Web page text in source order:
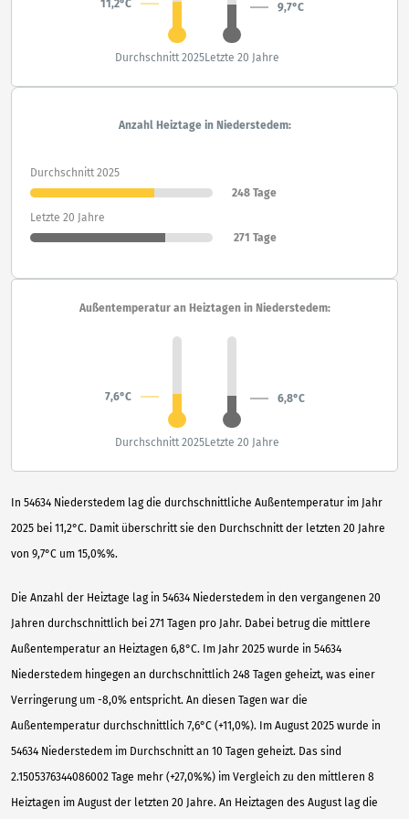
In 54634 Niederstedem lag die durchschnittliche Außentemperatur im Jahr
2025 bei 11,2°C. Damit überschritt sie den Durchschnitt der letzten 20 Jahre
von 9,7°C um 15,0%%.
Die Anzahl der Heiztage lag in 54634 Niederstedem in den vergangenen 20
Jahren durchschnittlich bei 271 Tagen pro Jahr. Dabei betrug die mittlere
Außentemperatur an Heiztagen 6,8°C. Im Jahr 2025 wurde in 54634
Niederstedem hingegen an durchschnittlich 248 Tagen geheizt, was einer
Verringerung um -8,0% entspricht. An diesen Tagen war die
Außentemperatur durchschnittlich 7,6°C (+11,0%). Im August 2025 wurde in
54634 Niederstedem im Durchschnitt an 10 Tagen geheizt. Das sind
2.1505376344086002 Tage mehr (+27,0%%) im Vergleich zu den mittleren 8
Heiztagen im August der letzten 20 Jahre. An Heiztagen des August lag die
11,2°C 9,7°C
Durchschnitt 2025Letzte 20 Jahre
Anzahl Heiztage in Niederstedem:
Durchschnitt 2025
248 Tage
Letzte 20 Jahre
271 Tage
Außentemperatur an Heiztagen in Niederstedem:
7,6°C 6,8°C
Durchschnitt 2025Letzte 20 Jahre